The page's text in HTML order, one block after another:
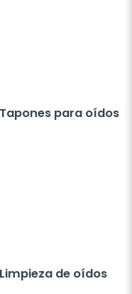
para oídos
de oídos